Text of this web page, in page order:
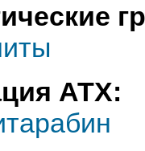
АТХ: